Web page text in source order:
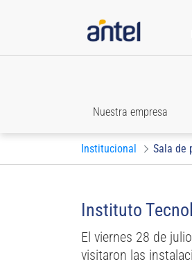
Nuestra empresa
Institucional Sala de
Instituto
El viernes 28 de
visitaron las